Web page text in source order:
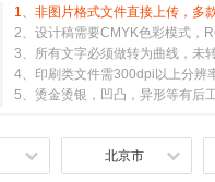
1、非图片格式文件直接上传，多
2、设计稿需要CMYK色彩模式，
3、所有文字必须做转为曲线，未
4、印刷类文件需300dpi以上分辨
5、烫金烫银，凹凸，异形等有后
北京市